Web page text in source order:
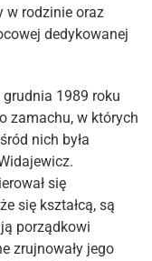
w rodzinie oraz
dedykowanej
1989 roku
zamachu, w których
nich była
się
się kształcą, są
porządkowi
zrujnowały jego